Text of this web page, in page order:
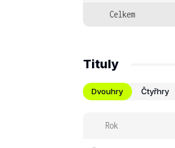
Celkem
Tituly
Dvouhry Čtyřhry
Rok